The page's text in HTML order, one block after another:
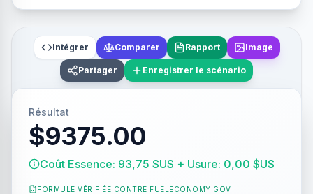
Intégrer Comparer Rapport Image
Partager Enregistrer le scénario
Résultat
$9375.00
Coût Essence: 93,75 $US + Usure: 0,00 $US
FORMULE VÉRIFIÉE CONTRE FUELECONOMY.GOV